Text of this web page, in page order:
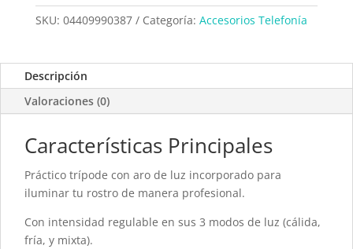
luz
Influencer
II
cantidad
SKU: 04409990387 Categoría: Accesorios Telefonía
Descripción
Valoraciones (0)
Características Principales
Práctico trípode con aro de luz incorporado para
iluminar tu rostro de manera profesional.
Con intensidad regulable en sus 3 modos de luz (cálida,
fría, y mixta).